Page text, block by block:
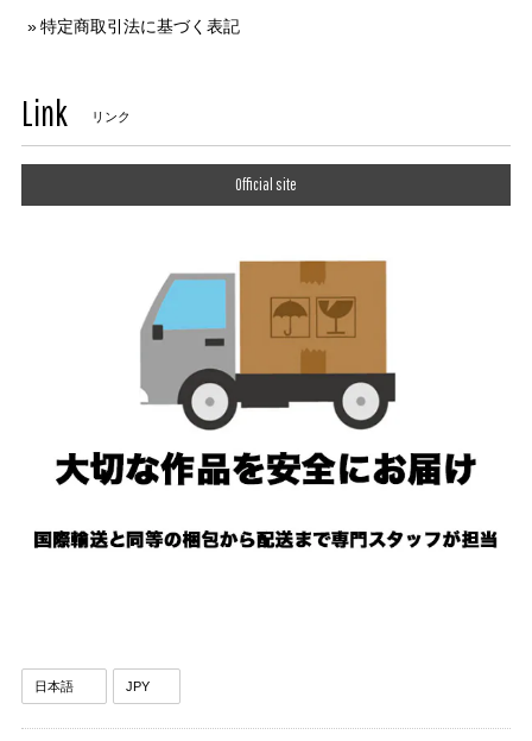
特定商取引法に基づく表記
Link リンク
Official site